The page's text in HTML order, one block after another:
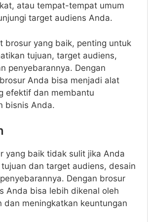
atau tempat-tempat umum
target audiens Anda.
brosur yang baik, penting untuk
tujuan, target audiens,
penyebarannya. Dengan
Anda bisa menjadi alat
efektif dan membantu
bisnis Anda.
yang baik tidak sulit jika Anda
dan target audiens, desain
Dengan brosur
Anda bisa lebih dikenal oleh
dan meningkatkan keuntungan